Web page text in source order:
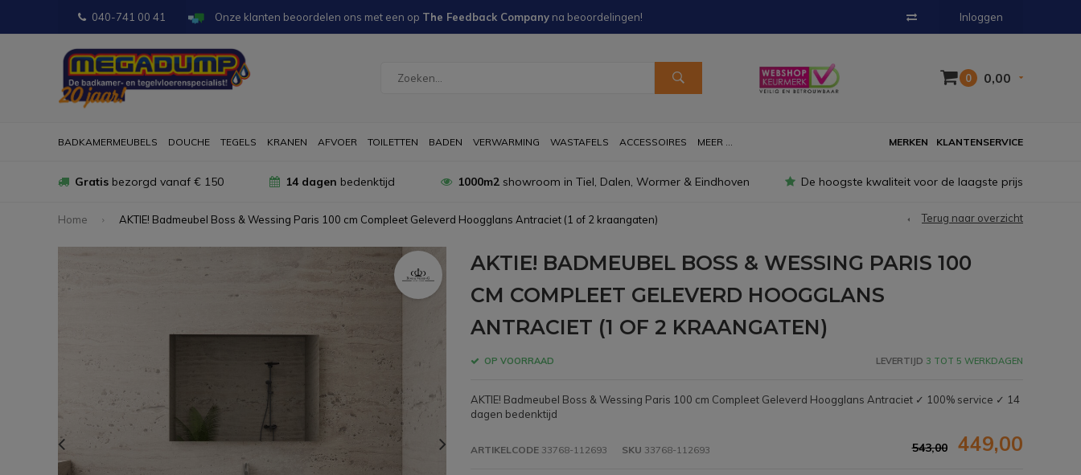
040-741 00 41 Onze klanten beoordelen ons met een op The Feedback Company na beoordelingen! Inloggen
0 0,00
BADKAMERMEUBELS DOUCHE TEGELS KRANEN AFVOER TOILETTEN BADEN VERWARMING WASTAFELS ACCESSOIRES MEER ... KLANTENSERVICE
MERKEN
Gratis bezorgd vanaf € 150 14 dagen bedenktijd 1000m2showroom in Tiel, Dalen, Wormer & Eindhoven De hoogste kwaliteit voor de laagste prijs
Home AKTIE! Badmeubel Boss & Wessing Paris 100 cm Compleet Geleverd Hoogglans Antraciet (1 of 2 kraangaten) Terug naar overzicht
AKTIE! BADMEUBEL BOSS & WESSING PARIS 100
CM COMPLEET GELEVERD HOOGGLANS
ANTRACIET (1 OF 2 KRAANGATEN)
OP VOORRAAD LEVERTIJD 3 TOT 5 WERKDAGEN
AKTIE! Badmeubel Boss & Wessing Paris 100 cm Compleet Geleverd Hoogglans Antraciet ✓ 100% service ✓ 14
dagen bedenktijd
ARTIKELCODE33768-112693 SKU 33768-112693 543,00 449,00